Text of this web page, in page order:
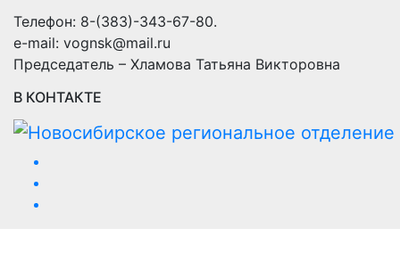
Телефон: 8-(383)-343-67-80.
e-mail: vognsk@mail.ru
Председатель – Хламова Татьяна Викторовна
В КОНТАКТЕ